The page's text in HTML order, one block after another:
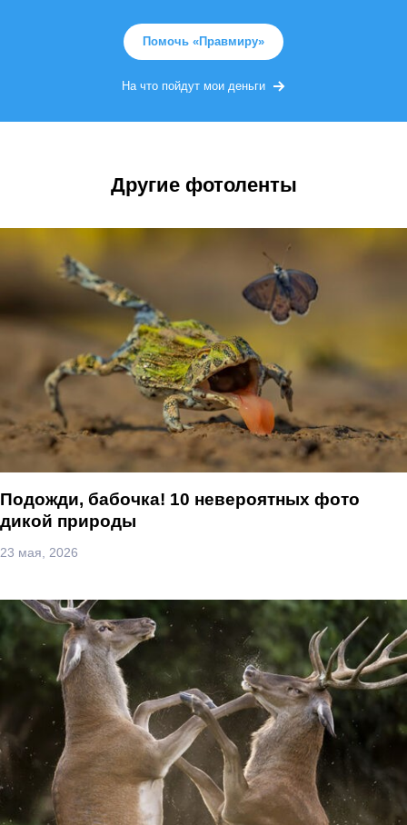
Помочь «Правмиру»
На что пойдут мои деньги
Другие фотоленты
Подожди, бабочка! 10 невероятных фото
дикой природы
23 мая, 2026